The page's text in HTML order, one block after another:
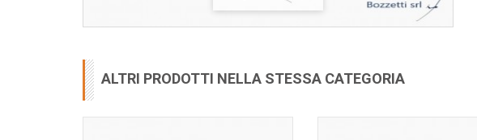
ALTRI PRODOTTI NELLA STESSA CATEGORIA